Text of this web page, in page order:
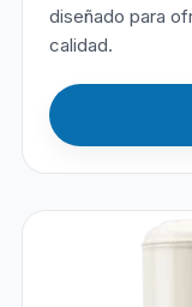
diseñado para
calidad.